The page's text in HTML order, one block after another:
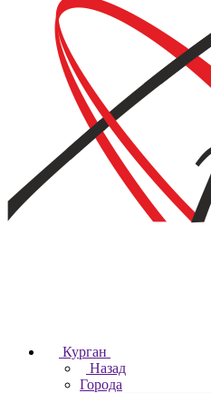
Курган
Назад
Города